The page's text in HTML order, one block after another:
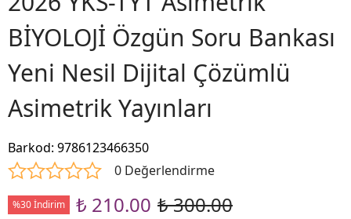
BİYOLOJİ Özgün Soru Bankası
Yeni Nesil Dijital Çözümlü
Asimetrik Yayınları
Barkod: 9786123466350
0 Değerlendirme
%30 İndirim ₺ 210.00 ₺ 300.00